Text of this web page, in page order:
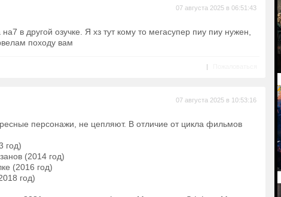
07 августа 2025 в 06:51:43
в другой озучке. Я хз тут кому то мегасупер пиу пиу нужен,
походу вам
|
07 августа 2025 в 10:53:16
персонажи, не цепляют. В отличие от цикла фильмов
год)
(2014 год)
(2016 год)
год)